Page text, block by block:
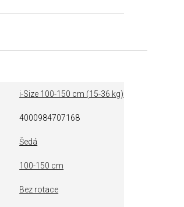
i-Size 100-150 cm (15-36 kg)
4000984707168
Šedá
100-150 cm
Bez rotace